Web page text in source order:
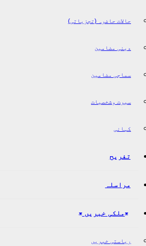
حالات حاضرہ (تجزیاتی)
دینی مضامین
سماجی مضامین
سیرت وشخصیات
کہانی
تفریح
مراسلہ
ملکی خبریں
ریاستی خبریں